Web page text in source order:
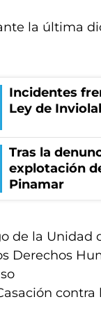
la última
Incidentes
Ley de
Tras la
explotación
Pinamar
de la Unidad
Derechos